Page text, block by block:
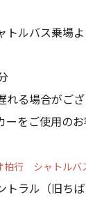
トルバス乗場
る場合がござ
をご使用のお
柏行 シャトルバ
ラル（旧ちば